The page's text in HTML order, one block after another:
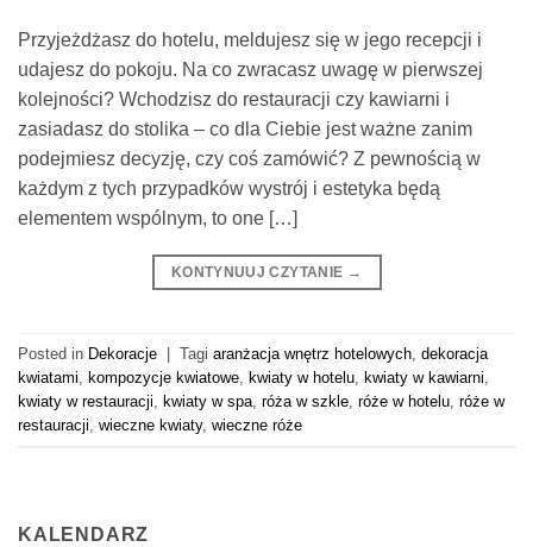
Przyjeżdżasz do hotelu, meldujesz się w jego recepcji i
udajesz do pokoju. Na co zwracasz uwagę w pierwszej
kolejności? Wchodzisz do restauracji czy kawiarni i
zasiadasz do stolika – co dla Ciebie jest ważne zanim
podejmiesz decyzję, czy coś zamówić? Z pewnością w
każdym z tych przypadków wystrój i estetyka będą
elementem wspólnym, to one […]
KONTYNUUJ CZYTANIE →
Posted in Dekoracje | Tagi aranżacja wnętrz hotelowych dekoracja
kwiatami kompozycje kwiatowe kwiaty w hotelu kwiaty w kawiarni
kwiaty w restauracji kwiaty w spa róża w szkle róże w hotelu róże w
restauracji wieczne kwiaty, wieczne róże
KALENDARZ